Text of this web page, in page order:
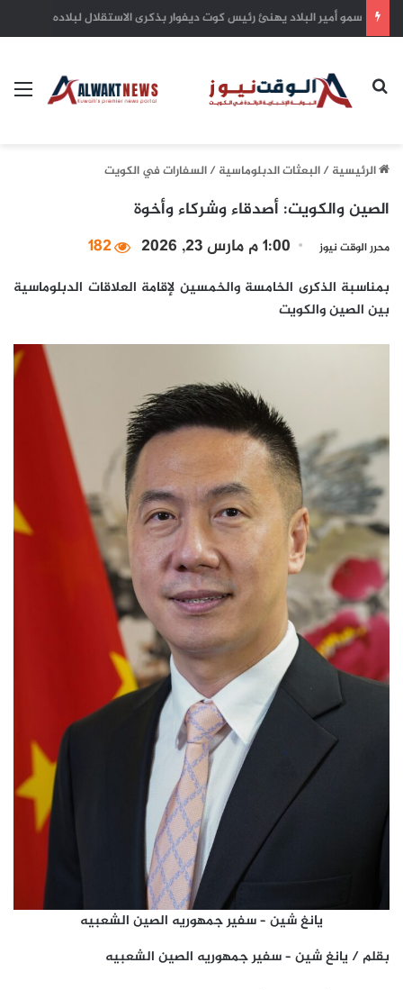
سمو أمير البلاد يهنئ رئيس كوت ديفوار بذكرى الاستقلال لبلاده
بحث عن
الرئيسية/البعثات الدبلوماسية/السفارات في الكويت
الصين والكويت: أصدقاء وشركاء وأخوة
محرر الوقت نيوز 1:00 م مارس 23, 2026 182
بمناسبة الذكرى الخامسة والخمسين لإقامة العلاقات الدبلوماسية
بين الصين والكويت
يانغ شين – سفير جمهوريه الصين الشعبيه
بقلم / يانغ شين – سفير جمهوريه الصين الشعبيه